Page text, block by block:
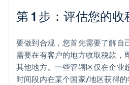
第 1 步：评估您的收
要做到合规，您首先需要了解自
需要在有客户的地方收取税款，
其他地方。一些管辖区仅在企业
时间段内在某个国家/地区获得